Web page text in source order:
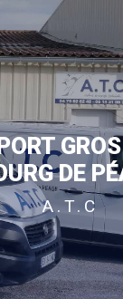
DE
A.T.C
des cookies